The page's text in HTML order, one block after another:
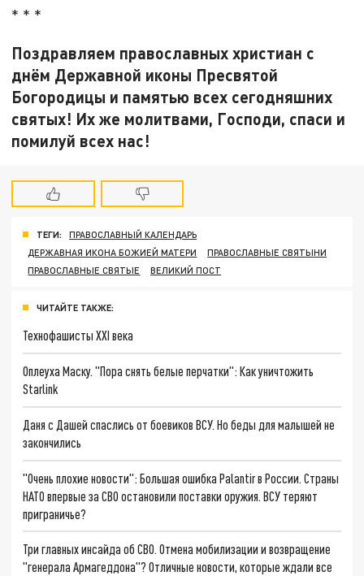
* * *
Поздравляем православных христиан с
днём Державной иконы Пресвятой
Богородицы и памятью всех сегодняшних
святых! Их же молитвами, Господи, спаси и
помилуй всех нас!
ТЕГИ:
ПРАВОСЛАВНЫЙ КАЛЕНДАРЬ
ДЕРЖАВНАЯ ИКОНА БОЖИЕЙ МАТЕРИ
ПРАВОСЛАВНЫЕ СВЯТЫНИ
ПРАВОСЛАВНЫЕ СВЯТЫЕ
ВЕЛИКИЙ ПОСТ
ЧИТАЙТЕ ТАКЖЕ:
Технофашисты XXI века
Оплеуха Маску. "Пора снять белые перчатки": Как уничтожить
Starlink
Даня с Дашей спаслись от боевиков ВСУ. Но беды для малышей не
закончились
"Очень плохие новости": Большая ошибка Palantir в России. Страны
НАТО впервые за СВО остановили поставки оружия. ВСУ теряют
приграничье?
Три главных инсайда об СВО. Отмена мобилизации и возвращение
"генерала Армагеддона"? Отличные новости, которые ждали все